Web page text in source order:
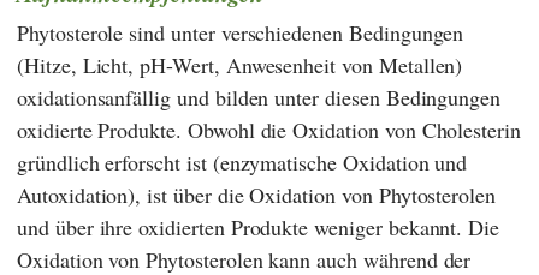
Phytosterole sind unter verschiedenen Bedingungen
(Hitze, Licht, pH-Wert, Anwesenheit von Metallen)
oxidationsanfällig und bilden unter diesen Bedingungen
oxidierte Produkte. Obwohl die Oxidation von Cholesterin
gründlich erforscht ist (enzymatische Oxidation und
Autoxidation), ist über die Oxidation von Phytosterolen
und über ihre oxidierten Produkte weniger bekannt. Die
Oxidation von Phytosterolen kann auch während der